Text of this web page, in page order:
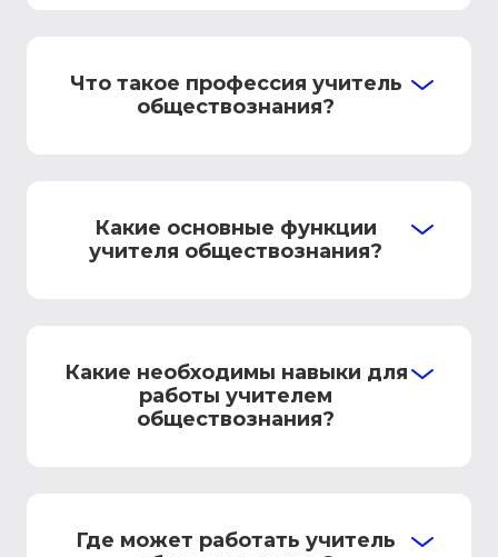
Что такое профессия учитель
обществознания?
Какие основные функции
учителя обществознания?
Какие необходимы навыки для
работы учителем
обществознания?
Где может работать учитель